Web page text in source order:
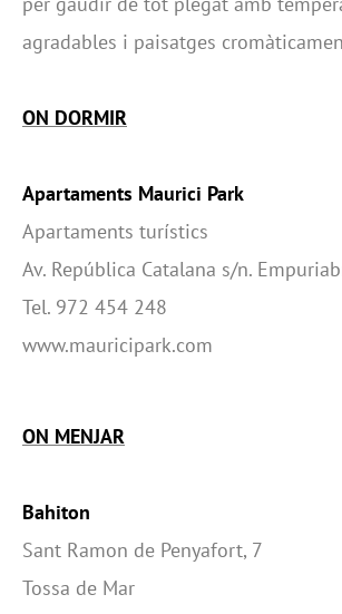
agradables i paisatges
ON DORMIR
Apartaments Maurici Park
Apartaments turístics
Av. República Catalana s/n.
Tel. 972 454 248
www.mauricipark.com
ON MENJAR
Bahiton
Sant Ramon de Penyafort, 7
Tossa de Mar